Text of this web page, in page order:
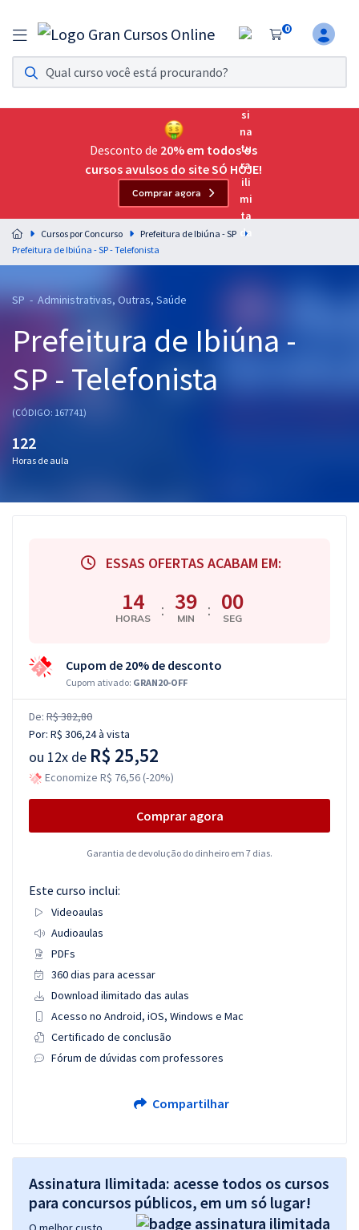
0
Assinatura Ilimitada 11
Acesso a todos os cursos. Teste grátis por 7 dias!
Assinatura OAB Até Passar
Acesso ilimitado a toda preparação para o Exame da
Residências Multiprofissionais
Preparação completa e intensiva para as principais
residências em saúde do Brasil
Cursos 20% OFF
Pós
Graduação
OAB
Conteúdo gratuito
Atendimento
Desconto de 20% em todos os
cursos avulsos do site SÓ HOJE!
Comprar agora
Cursos por Concurso
Prefeitura de Ibiúna - SP
Prefeitura de Ibiúna - SP - Telefonista
SP - Administrativas, Outras, Saúde
Prefeitura de Ibiúna -
SP - Telefonista
(CÓDIGO: 167741)
122
Horas de aula
ESSAS OFERTAS ACABAM EM:
14
HORAS : 38
MIN : 59
SEG
Cupom de 20% de desconto
Cupom ativado: GRAN20-OFF
De: R$ 382,80
Por: R$ 306,24à vista
ou 12x de R$ 25,52
Economize R$ 76,56 (-20%)
Comprar agora
Garantia de devolução do dinheiro em 7 dias.
Este curso inclui:
Videoaulas
Audioaulas
PDFs
360 dias para acessar
Download ilimitado das aulas
Acesso no Android, iOS, Windows e Mac
Certificado de conclusão
Fórum de dúvidas com professores
Compartilhar
Assinatura Ilimitada: acesse todos os cursos
para concursos públicos, em um só lugar!